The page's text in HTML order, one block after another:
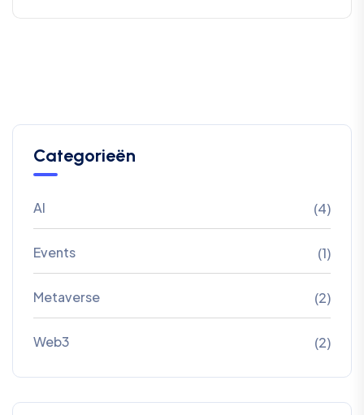
Categorieën
AI (4)
Events (1)
Metaverse (2)
Web3 (2)